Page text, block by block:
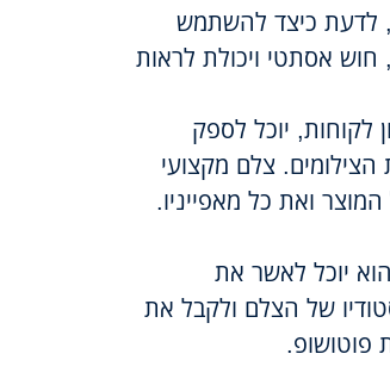
לדעת כיצד להשתמש
חוש אסתטי ויכולת לראות
יוכל לספק
צלם מקצועי
ואת כל מאפייניו.
יוכל לאשר את
של הצלם ולקבל את
פוטושופ.